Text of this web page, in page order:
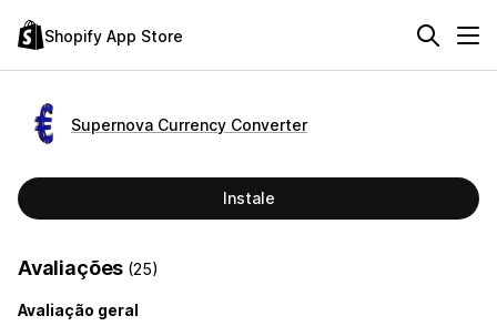
Shopify App Store
Supernova Currency Converter
Instale
Avaliações (25)
Avaliação geral